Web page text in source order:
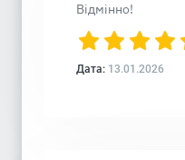
Відмінно!
Дата: 13.01.2026